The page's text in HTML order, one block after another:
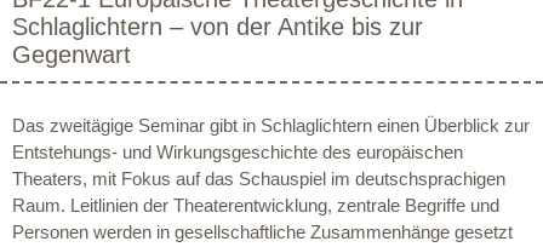
Schlaglichtern – von der Antike bis zur
Gegenwart
Das zweitägige Seminar gibt in Schlaglichtern einen Überblick zur
Entstehungs- und Wirkungsgeschichte des europäischen
Theaters, mit Fokus auf das Schauspiel im deutschsprachigen
Raum. Leitlinien der Theaterentwicklung, zentrale Begriffe und
Personen werden in gesellschaftliche Zusammenhänge gesetzt